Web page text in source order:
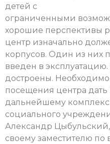
детей с
ограниченными
хорошие перспективы
центр изначально
корпусов. Один из них
введен в
достроены. Необходимо
посещения центра
дальнейшему
социального
Александр
своему заместителю по